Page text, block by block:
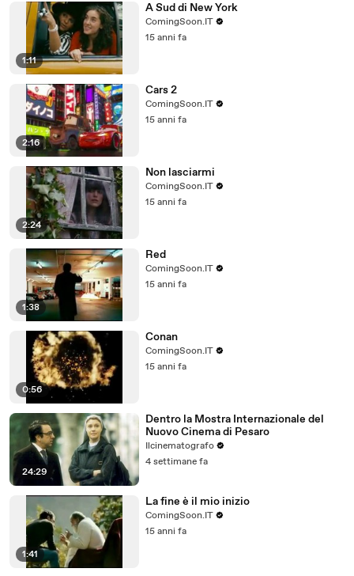
1:11
A Sud di New York
ComingSoon.IT
15 anni fa
2:16
Cars 2
ComingSoon.IT
15 anni fa
2:24
Non lasciarmi
ComingSoon.IT
15 anni fa
1:38
Red
ComingSoon.IT
15 anni fa
0:56
Conan
ComingSoon.IT
15 anni fa
24:29
Dentro la Mostra Internazionale del
Nuovo Cinema di Pesaro
Ilcinematografo
4 settimane fa
1:41
La fine è il mio inizio
ComingSoon.IT
15 anni fa